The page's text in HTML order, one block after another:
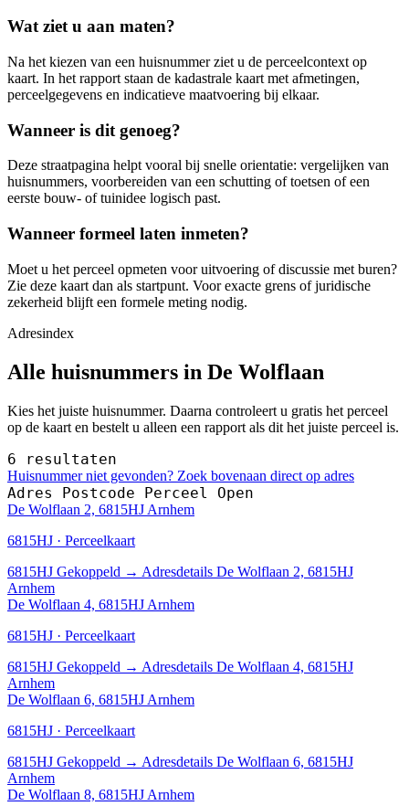
Wat ziet u aan maten?
Na het kiezen van een huisnummer ziet u de perceelcontext op
kaart. In het rapport staan de kadastrale kaart met afmetingen,
perceelgegevens en indicatieve maatvoering bij elkaar.
Wanneer is dit genoeg?
Deze straatpagina helpt vooral bij snelle orientatie: vergelijken van
huisnummers, voorbereiden van een schutting of toetsen of een
eerste bouw- of tuinidee logisch past.
Wanneer formeel laten inmeten?
Moet u het perceel opmeten voor uitvoering of discussie met buren?
Zie deze kaart dan als startpunt. Voor exacte grens of juridische
zekerheid blijft een formele meting nodig.
Adresindex
Alle huisnummers in De Wolflaan
Kies het juiste huisnummer. Daarna controleert u gratis het perceel
op de kaart en bestelt u alleen een rapport als dit het juiste perceel is.
6 resultaten
Huisnummer niet gevonden? Zoek bovenaan direct op adres
Adres Postcode Perceel Open
De Wolflaan 2, 6815HJ Arnhem
6815HJ · Perceelkaart
6815HJ Gekoppeld → Adresdetails De Wolflaan 2, 6815HJ
Arnhem
De Wolflaan 4, 6815HJ Arnhem
6815HJ · Perceelkaart
6815HJ Gekoppeld → Adresdetails De Wolflaan 4, 6815HJ
Arnhem
De Wolflaan 6, 6815HJ Arnhem
6815HJ · Perceelkaart
6815HJ Gekoppeld → Adresdetails De Wolflaan 6, 6815HJ
Arnhem
De Wolflaan 8, 6815HJ Arnhem